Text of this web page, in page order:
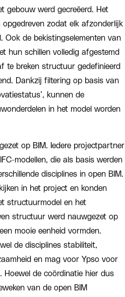
gebouw werd gecreëerd. Het
zodat elk afzonderlijk
Ook de bekistingselementen van
hun schillen volledig afgestemd
te breken structuur gedefinieerd
Dankzij filtering op basis van
kunnen de
in het model worden
op BIM. Iedere projectpartner
modellen, die als basis werden
disciplines in open BIM.
in het project en konden
structuurmodel en het
structuur werd nauwgezet op
mooie eenheid vormden.
de disciplines stabiliteit,
en mag voor Ypso voor
Hoewel de coördinatie hier dus
van de open BIM